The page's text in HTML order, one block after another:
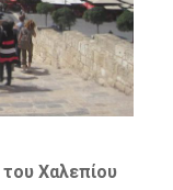
Χαλεπίου